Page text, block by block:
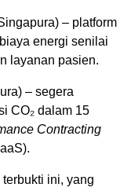
– platform
energi senilai
layanan pasien.
– segera
CO₂ dalam 15
Contracting
ini, yang